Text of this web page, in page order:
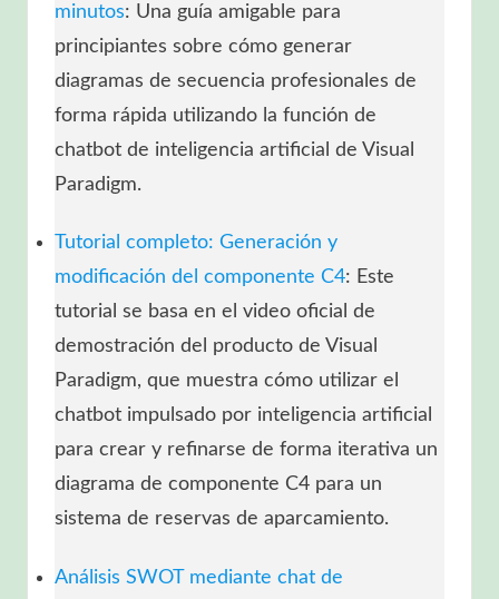
minutos: Una guía amigable para
principiantes sobre cómo generar
diagramas de secuencia profesionales de
forma rápida utilizando la función de
chatbot de inteligencia artificial de Visual
Paradigm.
Tutorial completo: Generación y
modificación del componente C4: Este
tutorial se basa en el video oficial de
demostración del producto de Visual
Paradigm, que muestra cómo utilizar el
chatbot impulsado por inteligencia artificial
para crear y refinarse de forma iterativa un
diagrama de componente C4 para un
sistema de reservas de aparcamiento.
Análisis SWOT mediante chat de